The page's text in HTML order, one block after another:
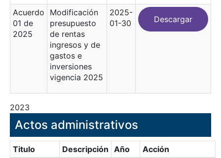
Acuerdo
01 de
2025
Modificación
presupuesto
de rentas
ingresos y de
gastos e
inversiones
vigencia 2025
2025-
01-30
Descargar
2023
Actos administrativos
Titulo Descripción Año
Acción